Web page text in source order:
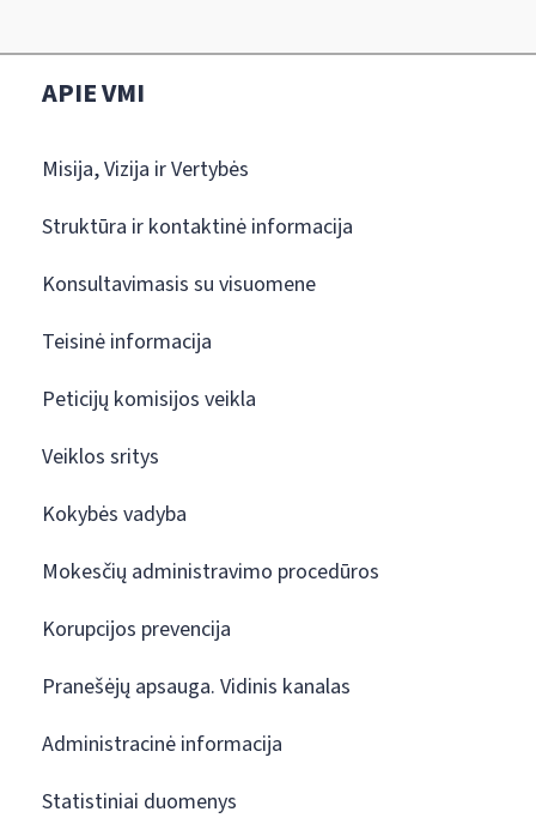
APIE VMI
Misija, Vizija ir Vertybės
Struktūra ir kontaktinė informacija
Konsultavimasis su visuomene
Teisinė informacija
Peticijų komisijos veikla
Veiklos sritys
Kokybės vadyba
Mokesčių administravimo procedūros
Korupcijos prevencija
Pranešėjų apsauga. Vidinis kanalas
Administracinė informacija
Statistiniai duomenys